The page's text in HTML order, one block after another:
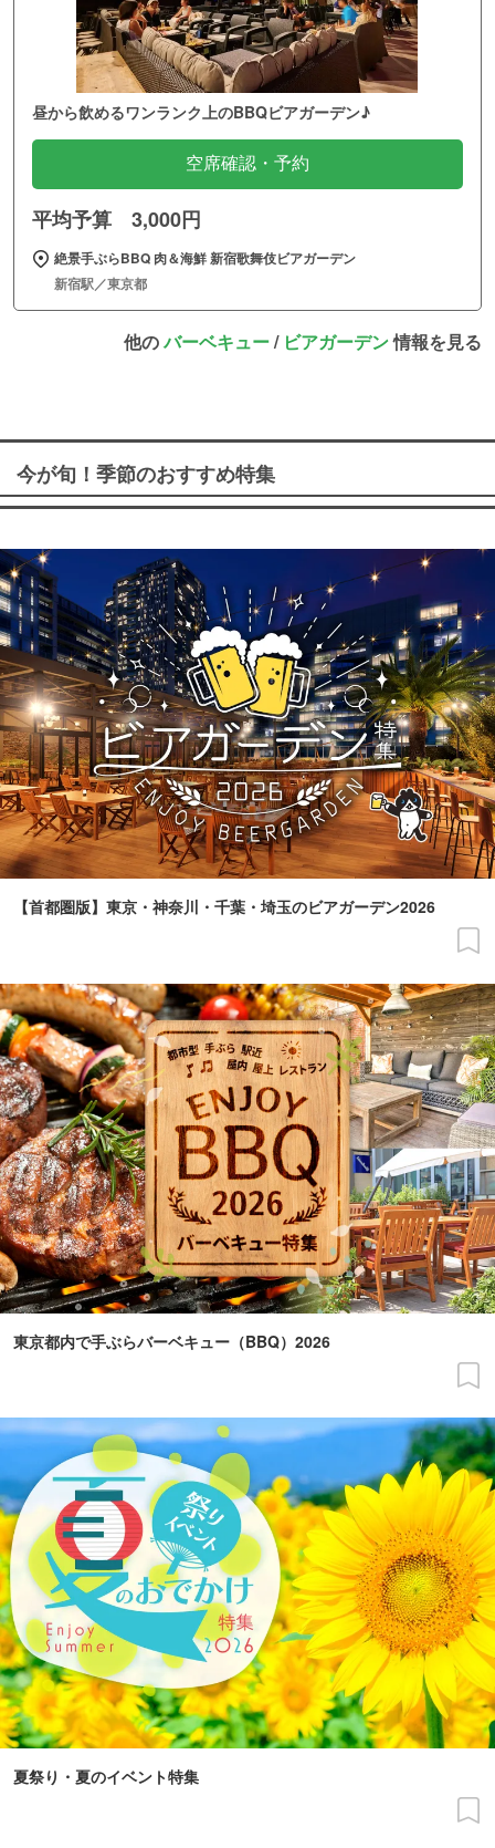
昼から飲めるワンランク上のBBQビアガーデン♪
空席確認・予約
平均予算 3,000円
絶景手ぶらBBQ 肉＆海鮮 新宿歌舞伎ビアガーデン
新宿駅／東京都
他のバーベキュー/ ビアガーデン情報を見る
今が旬！季節のおすすめ特集
【首都圏版】東京・神奈川・千葉・埼玉のビアガーデン2026
東京都内で手ぶらバーベキュー（BBQ）2026
夏祭り・夏のイベント特集